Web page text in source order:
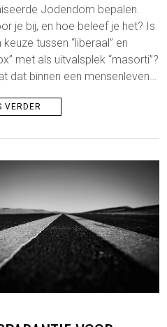
Jodendom bepalen.
je bij, en hoe beleef je het? Is
keuze tussen “liberaal” en
met als uitvalsplek “masorti”?
dat binnen een mensenleven…
VERDER